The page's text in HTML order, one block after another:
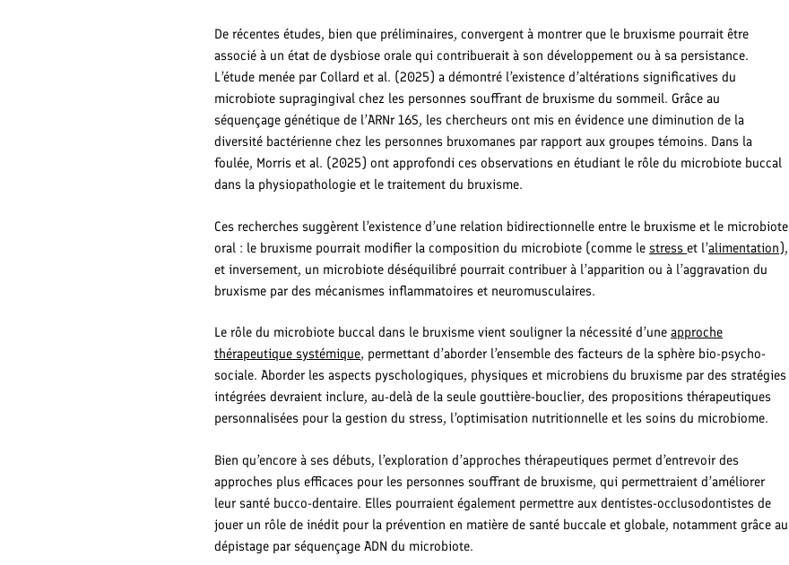
De récentes études, bien que préliminaires, convergent à montrer que le bruxisme pourrait être
associé à un état de dysbiose orale qui contribuerait à son développement ou à sa persistance.
L’étude menée par Collard et al. (2025) a démontré l’existence d’altérations significatives du
microbiote supragingival chez les personnes souffrant de bruxisme du sommeil. Grâce au
séquençage génétique de l’ARNr 16S, les chercheurs ont mis en évidence une diminution de la
diversité bactérienne chez les personnes bruxomanes par rapport aux groupes témoins. Dans la
foulée, Morris et al. (2025) ont approfondi ces observations en étudiant le rôle du microbiote buccal
dans la physiopathologie et le traitement du bruxisme.
Ces recherches suggèrent l’existence d’une relation bidirectionnelle entre le bruxisme et le microbiote
oral : le bruxisme pourrait modifier la composition du microbiote (comme le stress et l’alimentation),
et inversement, un microbiote déséquilibré pourrait contribuer à l’apparition ou à l’aggravation du
bruxisme par des mécanismes inflammatoires et neuromusculaires.
Le rôle du microbiote buccal dans le bruxisme vient souligner la nécessité d’une approche
thérapeutique systémique, permettant d’aborder l’ensemble des facteurs de la sphère bio-psycho-
sociale. Aborder les aspects pyschologiques, physiques et microbiens du bruxisme par des stratégies
intégrées devraient inclure, au-delà de la seule gouttière-bouclier, des propositions thérapeutiques
personnalisées pour la gestion du stress, l’optimisation nutritionnelle et les soins du microbiome.
Bien qu’encore à ses débuts, l’exploration d’approches thérapeutiques permet d’entrevoir des
approches plus efficaces pour les personnes souffrant de bruxisme, qui permettraient d’améliorer
leur santé bucco-dentaire. Elles pourraient également permettre aux dentistes-occlusodontistes de
jouer un rôle de inédit pour la prévention en matière de santé buccale et globale, notamment grâce au
dépistage par séquençage ADN du microbiote.